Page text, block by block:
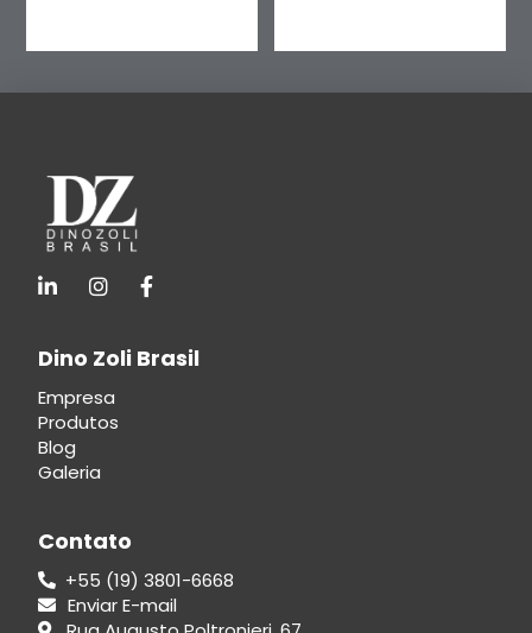
Dino Zoli Brasil
Empresa
Produtos
Blog
Galeria
Contato
+55 (19) 3801-6668
Enviar E-mail